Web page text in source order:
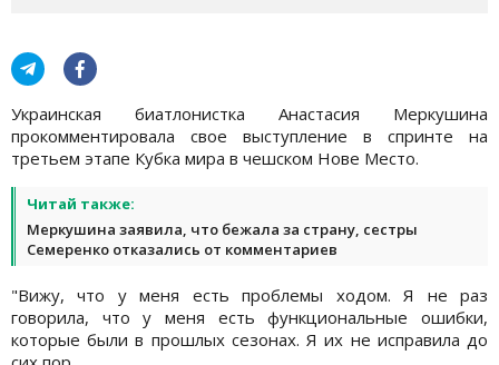
Украинская биатлонистка Анастасия Меркушина
прокомментировала свое выступление в спринте на
третьем этапе Кубка мира в чешском Нове Место.
Читай также:
Меркушина заявила, что бежала за страну, сестры
Семеренко отказались от комментариев
"Вижу, что у меня есть проблемы ходом. Я не раз
говорила, что у меня есть функциональные ошибки,
которые были в прошлых сезонах. Я их не исправила до